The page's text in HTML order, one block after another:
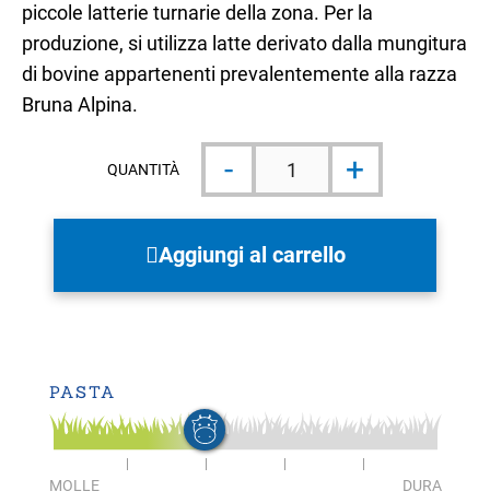
piccole latterie turnarie della zona. Per la
produzione, si utilizza latte derivato dalla mungitura
di bovine appartenenti prevalentemente alla razza
Bruna Alpina.
QUANTITÀ -
Nevegàl
3,1kg
ca
+
Aggiungi al carrello
PASTA
MOLLE DURA